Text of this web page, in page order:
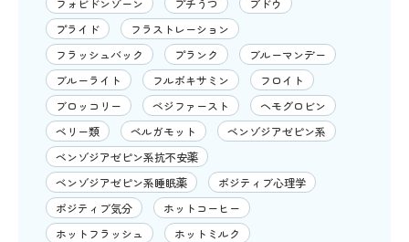
フォビドンゾーン
プチうつ
ブドウ
プライド
フラストレーション
フラッシュバック
プランク
ブルーマンデー
ブルーライト
フルボキサミン
フロイト
ブロッコリー
ベジファースト
ヘモグロビン
ベリー類
ベルガモット
ベンゾジアゼピン系
ベンゾジアゼピン系抗不安薬
ベンゾジアゼピン系睡眠薬
ポジティブ心理学
ポジティブ気分
ホットコーヒー
ホットフラッシュ
ホットミルク